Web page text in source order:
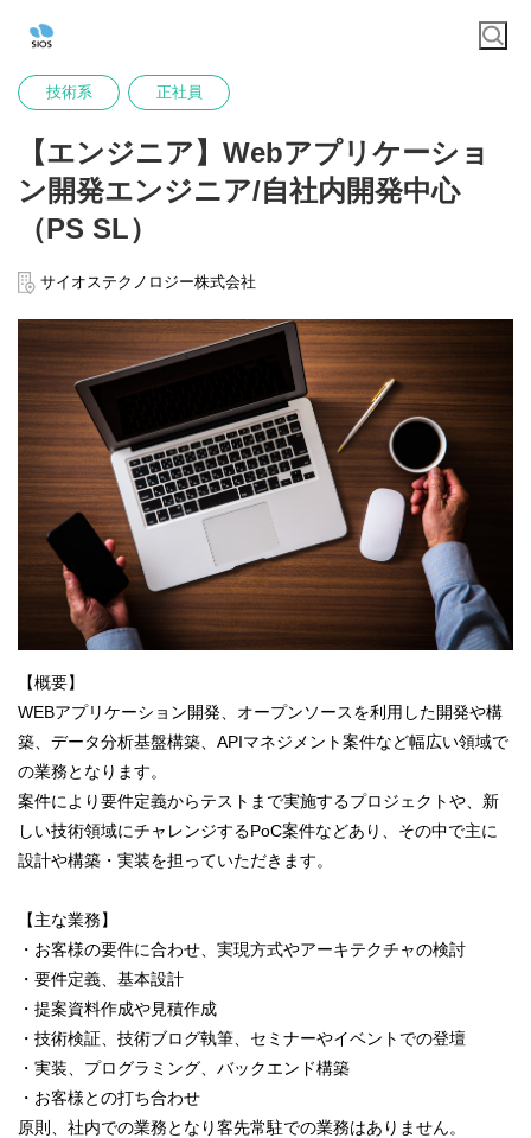
技術系 正社員
【エンジニア】Webアプリケーショ
ン開発エンジニア/自社内開発中心
（PS SL）
サイオステクノロジー株式会社
【概要】
WEBアプリケーション開発、オープンソースを利用した開発や構
築、データ分析基盤構築、APIマネジメント案件など幅広い領域で
の業務となります。
案件により要件定義からテストまで実施するプロジェクトや、新
しい技術領域にチャレンジするPoC案件などあり、その中で主に
設計や構築・実装を担っていただきます。
【主な業務】
・お客様の要件に合わせ、実現方式やアーキテクチャの検討
・要件定義、基本設計
・提案資料作成や見積作成
・技術検証、技術ブログ執筆、セミナーやイベントでの登壇
・実装、プログラミング、バックエンド構築
・お客様との打ち合わせ
原則、社内での業務となり客先常駐での業務はありません。